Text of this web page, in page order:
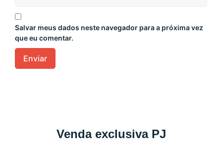
Salvar meus dados neste navegador para a próxima vez
que eu comentar.
Venda exclusiva PJ